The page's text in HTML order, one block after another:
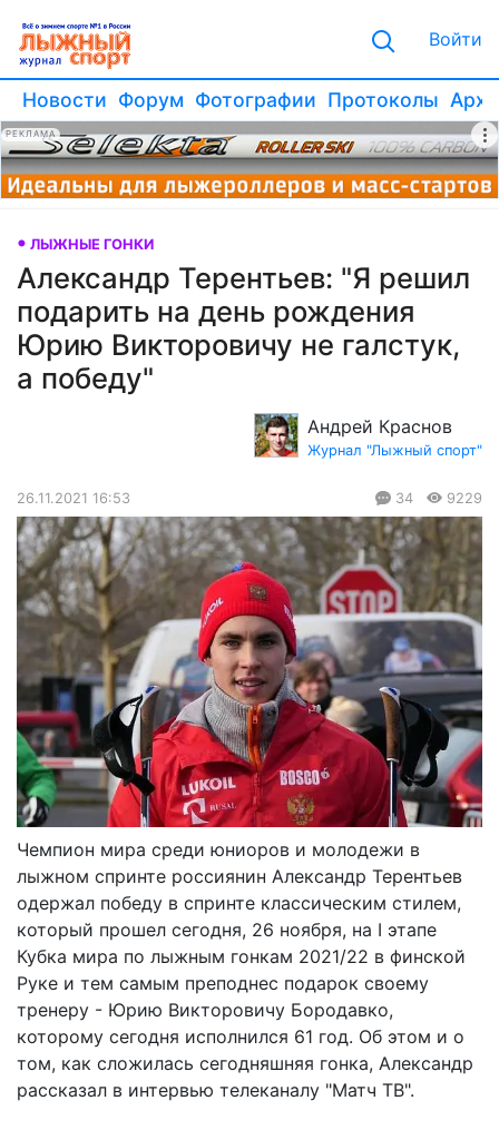
Войти
Новости Форум Фотографии Протоколы
РЕКЛАМА
ЛЫЖНЫЕ ГОНКИ
Александр Терентьев: "Я решил
подарить на день рождения
Юрию Викторовичу не галстук,
а победу"
Андрей Краснов
Журнал "Лыжный спорт"
26.11.2021 16:53 34 9229
Чемпион мира среди юниоров и молодежи в
лыжном спринте россиянин Александр Терентьев
одержал победу в спринте классическим стилем,
который прошел сегодня, 26 ноября, на I этапе
Кубка мира по лыжным гонкам 2021/22 в финской
Руке и тем самым преподнес подарок своему
тренеру - Юрию Викторовичу Бородавко,
которому сегодня исполнился 61 год. Об этом и о
том, как сложилась сегодняшняя гонка, Александр
рассказал в интервью телеканалу "Матч ТВ".